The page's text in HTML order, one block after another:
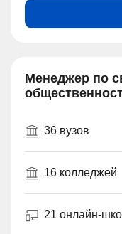
Менеджер по
36 вузов
16 колледжей
21 онлайн-